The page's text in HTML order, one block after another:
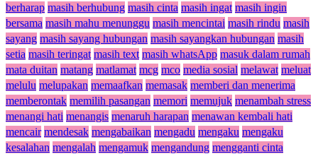
berharap masih berhubung masih cinta masih ingat masih ingin
bersama masih mahu menunggu masih mencintai masih rindu masih
sayang masih sayang hubungan masih sayangkan hubungan masih
setia masih teringat masih text masih whatsApp masuk dalam rumah
mata duitan matang matlamat mcg mco media sosial melawat meluat
melulu melupakan memaafkan memasak memberi dan menerima
memberontak memilih pasangan memori memujuk menambah stress
menangi hati menangis menaruh harapan menawan kembali hati
mencair mendesak mengabaikan mengadu mengaku mengaku
kesalahan mengalah mengamuk mengandung mengganti cinta